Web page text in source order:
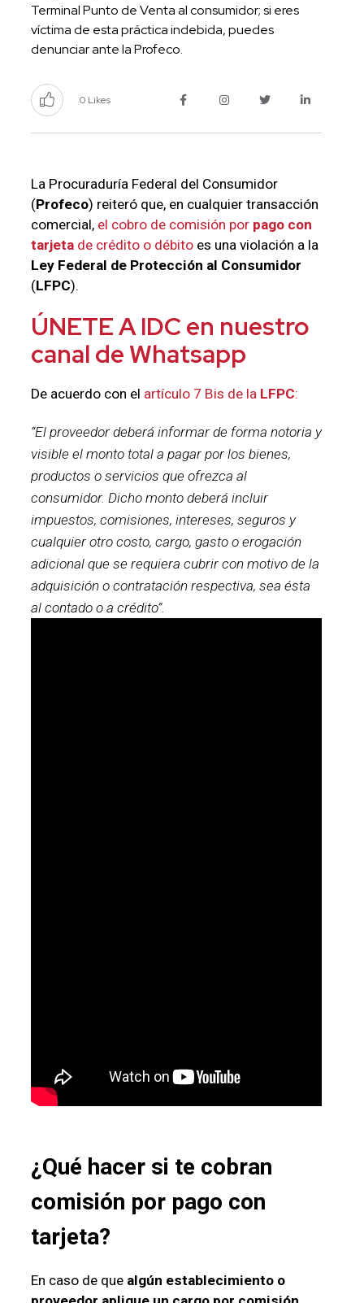
Terminal Punto de Venta al consumidor; si eres
víctima de esta práctica indebida, puedes
denunciar ante la Profeco.
0 Likes
La Procuraduría Federal del Consumidor
(Profeco) reiteró que, en cualquier transacción
comercial, el cobro de comisión por pago con
tarjetade crédito o débitoes una violación a la
Ley Federal de Protección al Consumidor
(LFPC).
ÚNETE A IDC en nuestro
canal de Whatsapp
De acuerdo con el artículo 7 Bis de la LFPC:
“El proveedor deberá informar de forma notoria y
visible el monto total a pagar por los bienes,
productos o servicios que ofrezca al
consumidor. Dicho monto deberá incluir
impuestos, comisiones, intereses, seguros y
cualquier otro costo, cargo, gasto o erogación
adicional que se requiera cubrir con motivo de la
adquisición o contratación respectiva, sea ésta
al contado o a crédito”.
¿Qué hacer si te cobran
comisión por pago con
tarjeta?
En caso de que algún establecimiento o